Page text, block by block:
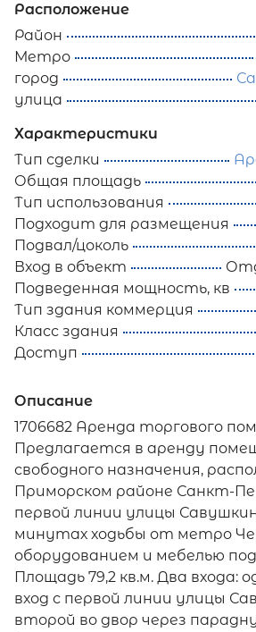
Расположение
Район
Метро
город
улица
Характеристики
Тип сделки
Общая площадь
Тип использования
Подходит для размещения
Подвал/цоколь
Вход в объект
Подведенная мощность, кв
Тип здания коммерция
Класс здания
Доступ
Описание
1706682 Аренда торгового
Предлагается в аренду
свободного назначения,
Приморском районе Санкт-
первой линии улицы
минутах ходьбы от метро
оборудованием и мебелью
Площадь 79,2 кв.м. Два входа:
вход с первой линии улицы
второй во двор через